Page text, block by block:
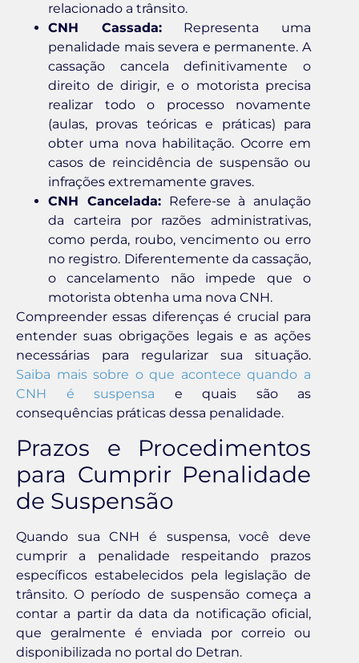
relacionado a trânsito.
CNH Cassada:Representa uma
penalidade mais severa e permanente. A
cassação cancela definitivamente o
direito de dirigir, e o motorista precisa
realizar todo o processo novamente
(aulas, provas teóricas e práticas) para
obter uma nova habilitação. Ocorre em
casos de reincidência de suspensão ou
infrações extremamente graves.
CNH Cancelada:Refere-se à anulação
da carteira por razões administrativas,
como perda, roubo, vencimento ou erro
no registro. Diferentemente da cassação,
o cancelamento não impede que o
motorista obtenha uma nova CNH.
Compreender essas diferenças é crucial para
entender suas obrigações legais e as ações
necessárias para regularizar sua situação.
Saiba mais sobre o que acontece quando a
CNH é suspensa e quais são as
consequências práticas dessa penalidade.
Prazos e Procedimentos
para Cumprir Penalidade
de Suspensão
Quando sua CNH é suspensa, você deve
cumprir a penalidade respeitando prazos
específicos estabelecidos pela legislação de
trânsito. O período de suspensão começa a
contar a partir da data da notificação oficial,
que geralmente é enviada por correio ou
disponibilizada no portal do Detran.